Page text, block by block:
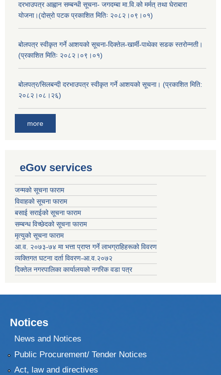
दरभाउपत्र आह्वान सम्बन्धी सूचना- जगदम्बा मा.वि.को मर्मत् तथा घेराबारा
योजना।(दोस्रो पटक प्रकाशित मितिः २०८२।०९।०१)
बोलपत्र स्वीकृत गर्ने आशयको सूचना-दिक्तेल-खार्मी-पाथेका सडक स्तरोन्नती।
(प्रकाशित मितिः २०८२।०९।०१)
बोलपत्र/सिलबन्दी दरभाउपत्र स्वीकृत गर्ने आशयको सूचना। (प्रकाशित मिति:
२०८२।०८।२६)
more
eGov services
जन्मको सूचना फाराम
विवाहको सूचना फाराम
बसाई सराईको सूचना फाराम
सम्बन्ध विच्छेदको सूचना फाराम
मृत्युको सूचना फाराम
आ.व. २०७३-७४ मा भत्ता प्राप्त गर्ने लाभग्राहिहरूको विवरण
व्यक्तिगत घटना दर्ता विवरण-आ.व.२०७२
दिक्तेल नगरपालिका कार्यालयको नगरिक वडा पत्र
Notices
News and Notices
Public Procurement/ Tender Notices
Act, law and directives